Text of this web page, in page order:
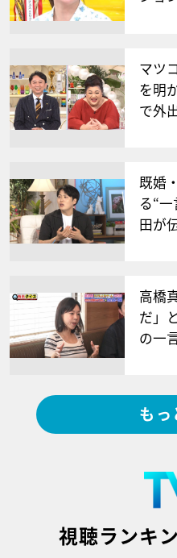
マツ
を明
で外
既婚
る“
田が
高橋
だ」
の一
もっ
視聴ランキ